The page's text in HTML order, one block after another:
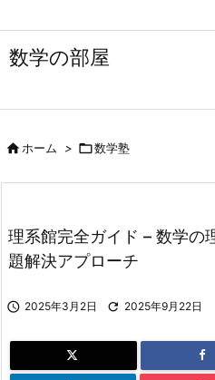
数学の部屋
ホーム > 数学塾
理系館完全ガイド – 数学の
題解決アプローチ
 2025年3月2日  2025年9月22日